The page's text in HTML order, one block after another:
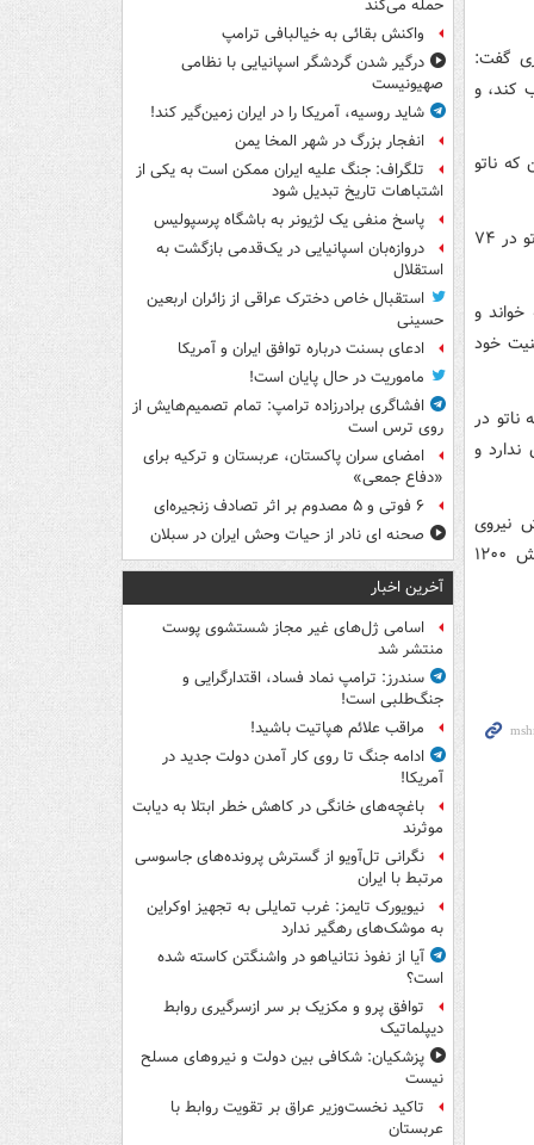
گفت:
کند، و
ناتو
به‌رغم هشدارهای مکرر روسیه، سه‌شنبه (چهارم آوریل) فنلاند رسماً در تاریخ تأسیس ناتو در ۷۴
و
خود
در
به آن ندارد و
نیروی
نظامی کافی برای جلوگیری از مسلط‌ شدن ناتو بر دریای بالتیک را دارد، گفت افزایش ۱۲۰۰
حمله می‌کند
واکنش بقائی به خیالبافی ترامپ
درگیر شدن گردشگر اسپانیایی با نظامی
صهیونیست
شاید روسیه، آمریکا را در ایران زمین‌گیر کند!
انفجار بزرگ در شهر المخا یمن
تلگراف: جنگ علیه ایران ممکن است به یکی از
اشتباهات تاریخ تبدیل شود
پاسخ منفی یک لژیونر به باشگاه پرسپولیس
دروازه‌بان اسپانیایی در یک‌قدمی بازگشت به
استقلال
استقبال خاص دخترک عراقی از زائران اربعین
حسینی
ادعای بسنت درباره توافق ایران و آمریکا
ماموریت در حال پایان است!
افشاگری برادرزاده ترامپ: تمام تصمیم‌هایش از
روی ترس است
امضای سران پاکستان، عربستان و ترکیه برای
«دفاع جمعی»
۶ فوتی و ۵ مصدوم بر اثر تصادف زنجیره‌ای
صحنه ای نادر از حیات وحش ایران در سبلان
آخرین اخبار
اسامی ژل‌های غیر مجاز شستشوی پوست
منتشر شد
سندرز: ترامپ نماد فساد، اقتدارگرایی و
جنگ‌طلبی است!
مراقب علائم هپاتیت باشید!
ادامه جنگ تا روی کار آمدن دولت جدید در
آمریکا!
باغچه‌های خانگی در کاهش خطر ابتلا به دیابت
موثرند
نگرانی تل‌آویو از گسترش پرونده‌های جاسوسی
مرتبط با ایران
نیویورک تایمز: غرب تمایلی به تجهیز اوکراین
به موشک‌های رهگیر ندارد
آیا از نفوذ نتانیاهو در واشنگتن کاسته شده
است؟
توافق پرو و مکزیک بر سر ازسرگیری روابط
دیپلماتیک
پزشکیان: شکافی بین دولت و نیروهای مسلح
نیست
تاکید نخست‌وزیر عراق بر تقویت روابط با
عربستان